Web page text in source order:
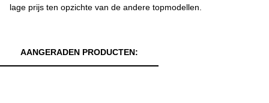
lage prijs ten opzichte van de andere topmodellen.
AANGERADEN PRODUCTEN: